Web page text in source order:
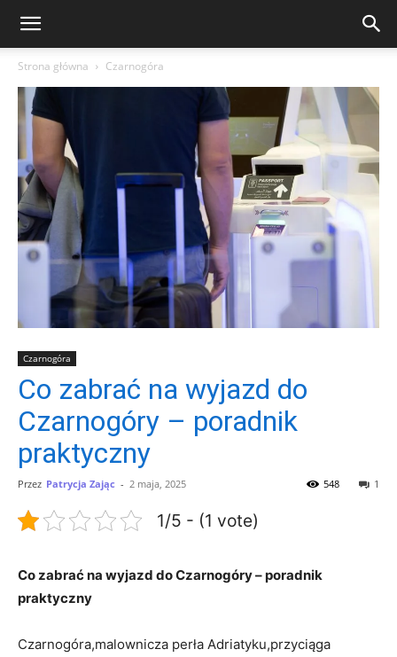
Strona główna Czarnogóra
Czarnogóra
Co zabrać na wyjazd do
Czarnogóry – poradnik
praktyczny
Przez Patrycja Zając - 2 maja, 2025 1
548
1/5 - (1 vote)
Co zabrać na wyjazd do Czarnogóry – poradnik
praktyczny
Czarnogóra,malownicza perła Adriatyku,przyciąga